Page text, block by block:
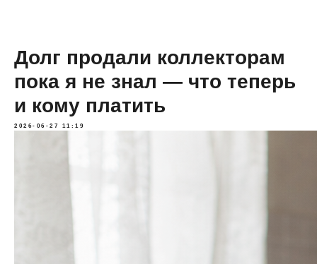
Долг продали коллекторам
пока я не знал — что теперь
и кому платить
2026-06-27 11:19